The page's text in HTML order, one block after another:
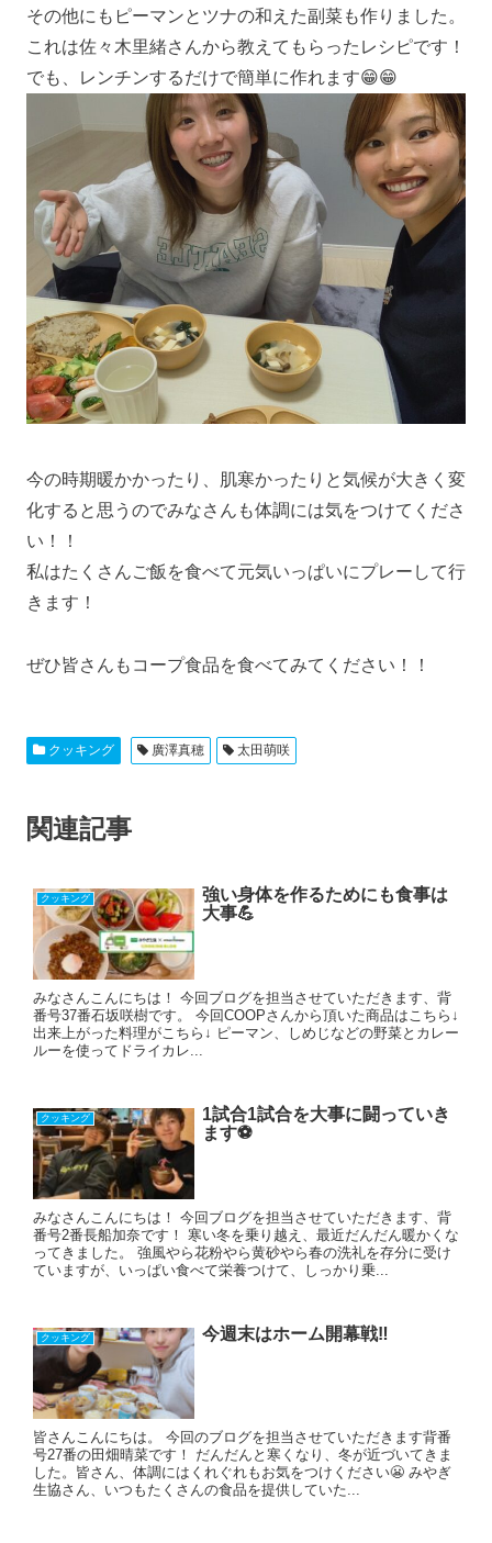
その他にもピーマンとツナの和えた副菜も作りました。
これは佐々木里緒さんから教えてもらったレシピです！
でも、レンチンするだけで簡単に作れます😁😁
今の時期暖かかったり、肌寒かったりと気候が大きく変
化すると思うのでみなさんも体調には気をつけてくださ
い！！
私はたくさんご飯を食べて元気いっぱいにプレーして行
きます！
ぜひ皆さんもコープ食品を食べてみてください！！
クッキング 廣澤真穂 太田萌咲
関連記事
クッキング
強い身体を作るためにも食事は
大事💪
みなさんこんにちは！ 今回ブログを担当させていただきます、背
番号37番石坂咲樹です。 今回COOPさんから頂いた商品はこちら↓
出来上がった料理がこちら↓ ピーマン、しめじなどの野菜とカレー
ルーを使ってドライカレ...
クッキング
1試合1試合を大事に闘っていき
ます⚽
みなさんこんにちは！ 今回ブログを担当させていただきます、背
番号2番長船加奈です！ 寒い冬を乗り越え、最近だんだん暖かくな
ってきました。 強風やら花粉やら黄砂やら春の洗礼を存分に受け
ていますが、いっぱい食べて栄養つけて、しっかり乗...
クッキング 今週末はホーム開幕戦‼
皆さんこんにちは。 今回のブログを担当させていただきます背番
号27番の田畑晴菜です！ だんだんと寒くなり、冬が近づいてきま
した。皆さん、体調にはくれぐれもお気をつけください😬 みやぎ
生協さん、いつもたくさんの食品を提供していた...